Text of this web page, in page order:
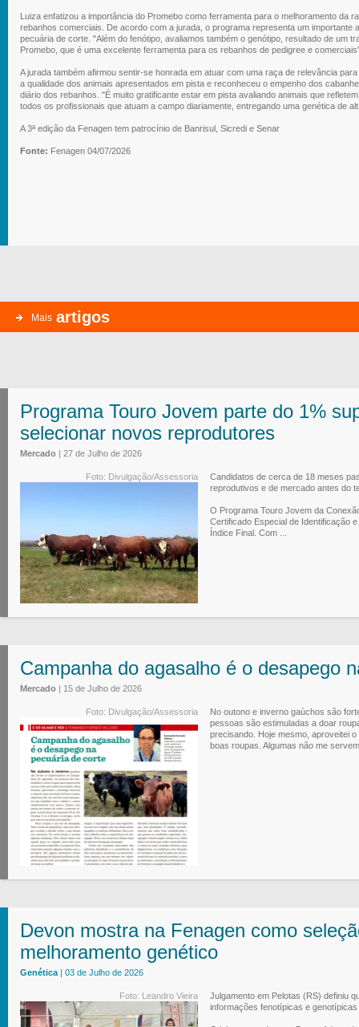
Luiza enfatizou a importância do Promebo como ferramenta para o melhoramento da
rebanhos comerciais. De acordo com a jurada, o programa representa um importante
pecuária de corte. "Além do fenótipo, avaliamos também o genótipo, resultado de um
Promebo, que é uma excelente ferramenta para os rebanhos de pedigree e
A jurada também afirmou sentir-se honrada em atuar com uma raça de relevância
a qualidade dos animais apresentados em pista e reconheceu o empenho dos
diário dos rebanhos. "É muito gratificante estar em pista avaliando animais que
todos os profissionais que atuam a campo diariamente, entregando uma genética de
A 3ª edição da Fenagen tem patrocínio de Banrisul, Sicredi e Senar
Fonte: Fenagen 04/07/2026
Mais artigos
Programa Touro Jovem parte do 1%
selecionar novos reprodutores
Mercado | 27 de Julho de 2026
Foto: Divulgação/Assessoria
Candidatos de cerca de 18 meses
reprodutivos e de mercado antes do
O Programa Touro Jovem da
Certificado Especial de Identificação
Índice Final. Com ...
Campanha do agasalho é o desapego
Mercado | 15 de Julho de 2026
Foto: Divulgação/Assessoria
No outono e inverno gaúchos são
pessoas são estimuladas a doar
precisando. Hoje mesmo, aproveitei
boas roupas. Algumas não me
Devon mostra na Fenagen como
melhoramento genético
Genética | 03 de Julho de 2026
Foto: Leandro Vieira
Julgamento em Pelotas (RS) definiu
informações fenotípicas e